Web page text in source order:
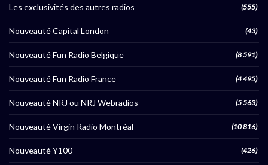
Les exclusivités des autres radios (555)
Nouveauté Capital London (43)
Nouveauté Fun Radio Belgique (8 591)
Nouveauté Fun Radio France (4 495)
Nouveauté NRJ ou NRJ Webradios (5 563)
Nouveauté Virgin Radio Montréal (10 816)
Nouveauté Y100 (426)